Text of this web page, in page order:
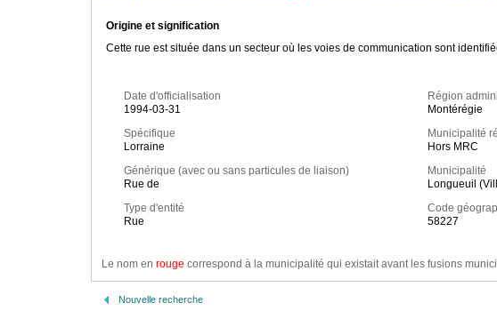
Origine et signification
Cette rue est située dans un secteur où les voies de communication sont
Date d'officialisation
1994-03-31
Spécifique
Lorraine
Générique (avec ou sans particules de liaison)
Rue de
Type d'entité
Rue
Région
Montérégie
Municipalité
Hors MRC
Municipalité
Longueuil
Code
58227
Le nom en rouge correspond à la municipalité qui existait avant les fusions
Nouvelle recherche